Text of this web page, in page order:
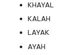
KHAYAL
KALAH
LAYAK
AYAH